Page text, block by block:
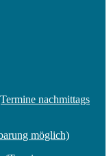
nachmittags
möglich)